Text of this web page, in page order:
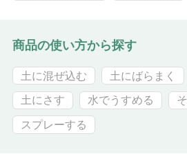
商品の使い方から探す
土に混ぜ込む 土にばらまく
土にさす 水でうすめる
スプレーする